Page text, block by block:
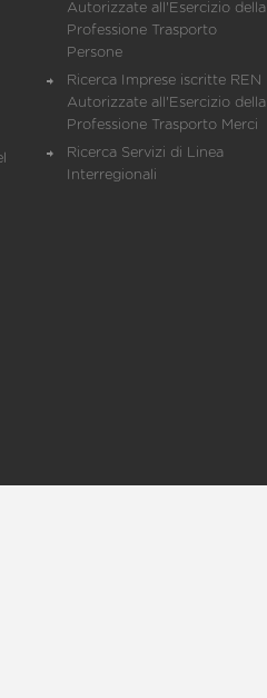
Autorizzate all'Esercizio della
Professione Trasporto
Persone
Ricerca Imprese iscritte REN
Autorizzate all'Esercizio della
Professione Trasporto Merci
Ricerca Servizi di Linea
Interregionali